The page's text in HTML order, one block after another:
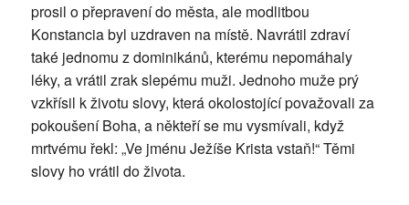
prosil o přepravení do města, ale modlitbou
Konstancia byl uzdraven na místě. Navrátil zdraví
také jednomu z dominikánů, kterému nepomáhaly
léky, a vrátil zrak slepému muži. Jednoho muže prý
vzkřísil k životu slovy, která okolostojící považovali za
pokoušení Boha, a někteří se mu vysmívali, když
mrtvému řekl: „Ve jménu Ježíše Krista vstaň!“ Těmi
slovy ho vrátil do života.